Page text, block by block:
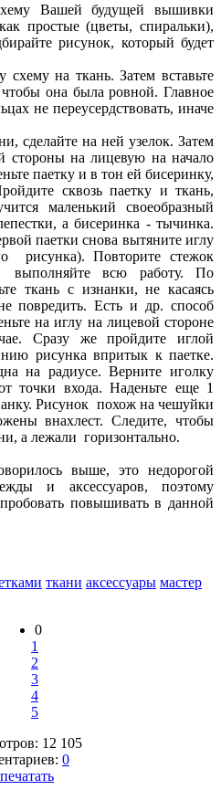
Вашей будущей вышивки
простые (цветы, спиральки),
рисунок, который будет
схему на ткань. Затем вставьте
она была ровной. Главное
не переусердствовать, иначе
сделайте на ней узелок. Затем
стороны на лицевую на начало
паетку и в тон ей бисеринку,
сквозь паетку и ткань,
маленький своеобразный
а бисеринка - тычинка.
паетки снова вытяните иглу
рисунка). Повторите стежок
всю работу. По
ткань с изнанки, не касаясь
Есть и др. способ
на иглу на лицевой стороне
Сразу же пройдите иглой
рисунка впритык к паетке.
на радиусе. Верните иголку
точки входа. Наденьте еще 1
Рисунок похож на чешуйки
внахлест. Следите, чтобы
а лежали горизонтально.
выше, это недорогой
и аксессуаров, поэтому
повышивать в данной
ткани аксессуары мастер
0
1
2
3
4
5
12 105
0